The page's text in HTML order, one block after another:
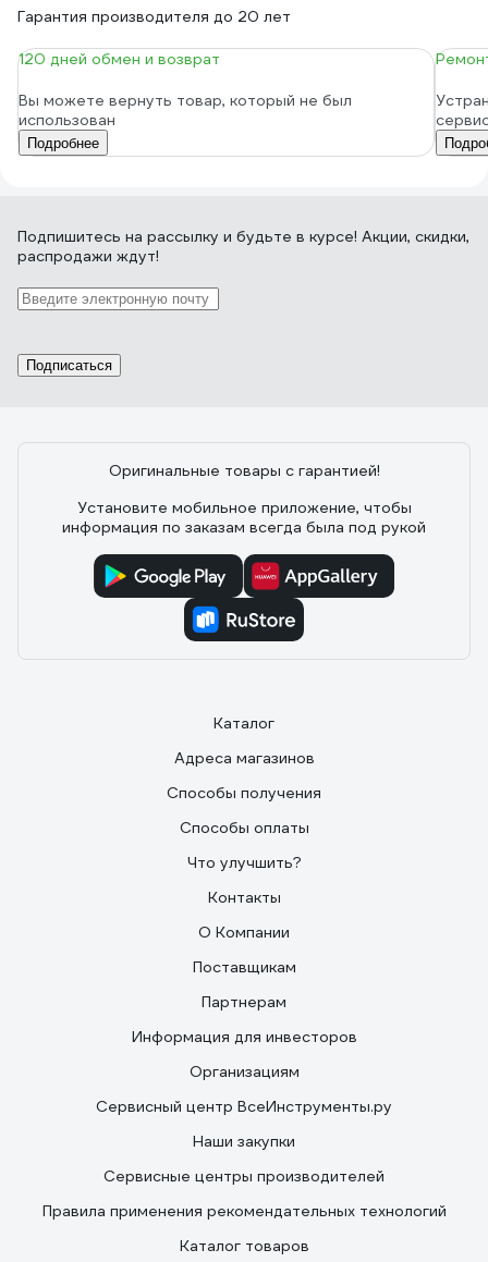
Гарантия производителя до 20 лет
120 дней обмен и возврат
Вы можете вернуть товар, который не был
использован
Подробнее
Подпишитесь на рассылку и будьте в курсе! Акции, скидки,
распродажи ждут!
Подписаться
Оригинальные товары с гарантией!
Установите мобильное приложение, чтобы
информация по заказам всегда была под рукой
Каталог
Адреса магазинов
Способы получения
Способы оплаты
Что улучшить?
Контакты
О Компании
Поставщикам
Партнерам
Информация для инвесторов
Организациям
Сервисный центр ВсеИнструменты.ру
Наши закупки
Сервисные центры производителей
Правила применения рекомендательных технологий
Каталог товаров